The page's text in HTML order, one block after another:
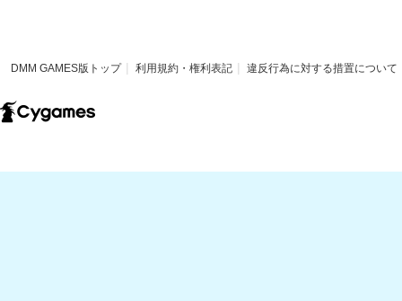
DMM GAMES版トップ 利用規約・権利表記 違反行為に対する措置について